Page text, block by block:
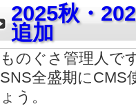
2025秋・
追加
ものぐさ管理人で
SNS全盛期に
ょう。